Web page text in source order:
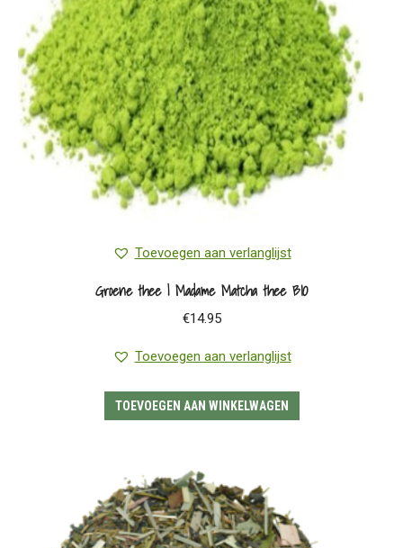
gekozen
worden
op
de
productpagina
Toevoegen aan verlanglijst
Groene thee | Madame Matcha thee BIO
€14.95
Toevoegen aan verlanglijst
TOEVOEGEN AAN WINKELWAGEN